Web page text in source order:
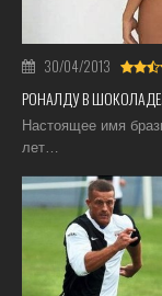
30/04/2013
РОНАЛДУ В ШОКОЛАДЕ.
Настоящее имя
лет…